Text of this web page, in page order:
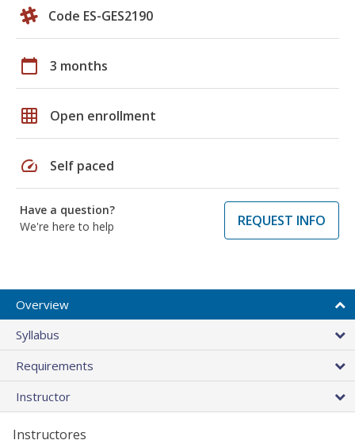
Code ES-GES2190
calendar_today 3 months
grid_on Open enrollment
speed Self paced
Have a question?
We're here to help
REQUEST INFO
Overview
Syllabus
Requirements
Instructor
Instructores